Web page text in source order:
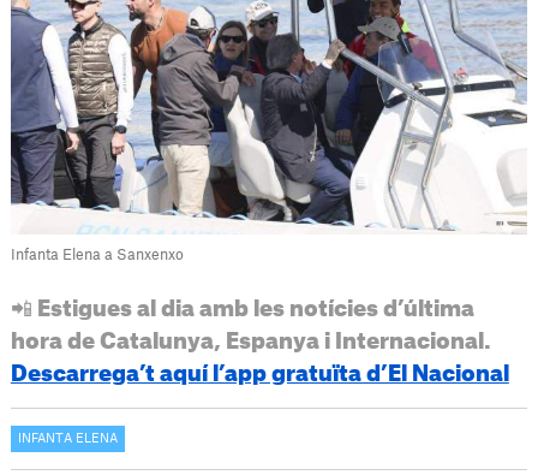
Infanta Elena a Sanxenxo
📲 Estigues al dia amb les notícies d’última
hora de Catalunya, Espanya i Internacional.
Descarrega’t aquí l’app gratuïta d’El Nacional
INFANTA ELENA